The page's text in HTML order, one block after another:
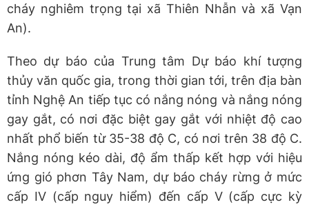
cháy nghiêm trọng tại xã Thiên Nhẫn và xã Vạn
An).
Theo dự báo của Trung tâm Dự báo khí tượng
thủy văn quốc gia, trong thời gian tới, trên địa bàn
tỉnh Nghệ An tiếp tục có nắng nóng và nắng nóng
gay gắt, có nơi đặc biệt gay gắt với nhiệt độ cao
nhất phổ biến từ 35-38 độ C, có nơi trên 38 độ C.
Nắng nóng kéo dài, độ ẩm thấp kết hợp với hiệu
ứng gió phơn Tây Nam, dự báo cháy rừng ở mức
cấp IV (cấp nguy hiểm) đến cấp V (cấp cực kỳ